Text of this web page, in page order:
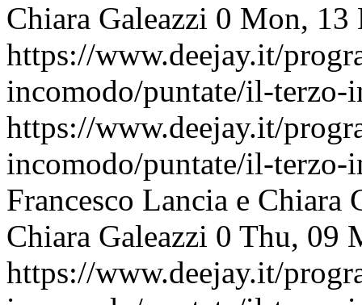
Chiara Galeazzi 0 Mon, 13
https://www.deejay.it/
incomodo/puntate/il-
https://www.deejay.it/
incomodo/puntate/il-
Francesco Lancia e Chiara
Chiara Galeazzi 0 Thu, 09
https://www.deejay.it/